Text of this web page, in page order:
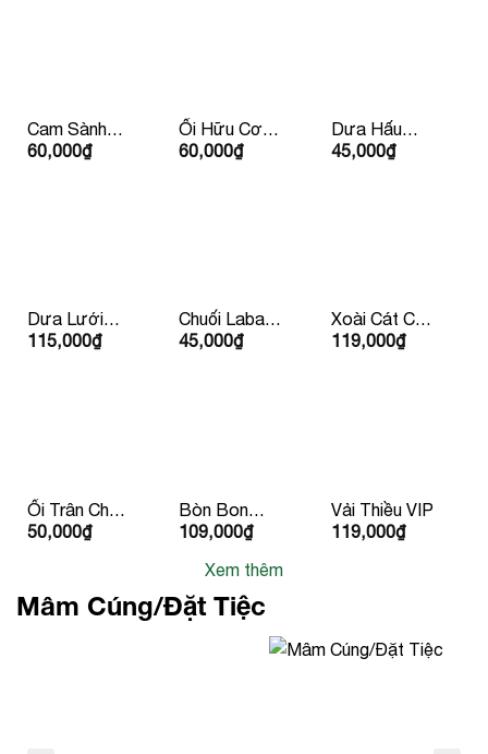
Cam Sành
Hữu Cơ Đức
60,000₫
Ổi Hữu Cơ
Ruột Trắng
60,000₫
Dưa Hấu
Không Hạt
45,000₫
Dưa Lưới
Vàng Huỳnh
115,000₫
Chuối Laba
Đà lạt
45,000₫
Xoài Cát Chu
Vàng
119,000₫
Ổi Trân Châu
Ruột Đỏ
50,000₫
Bòn Bon
Giống Thái
109,000₫
Vải Thiều VIP
119,000₫
Xem thêm
Mâm Cúng/Đặt Tiệc